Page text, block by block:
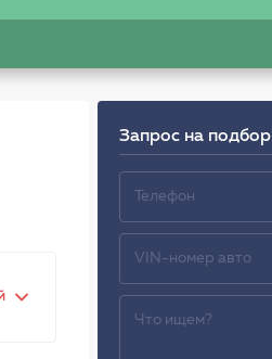
Запрос на подбор